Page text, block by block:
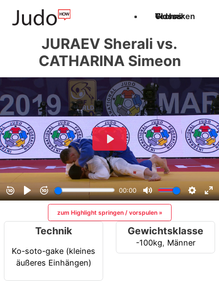
Techniken
Videos
Glossar
JURAEV Sherali vs.
CATHARINA Simeon
zum Highlight springen / vorspulen »
Technik
Ko-soto-gake (kleines
äußeres Einhängen)
Gewichtsklasse
-100kg, Männer